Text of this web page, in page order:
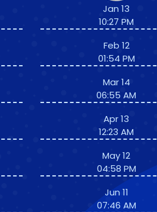
Jan 13
10:27 PM
Feb 12
01:54 PM
Mar 14
06:55 AM
Apr 13
12:23 AM
May 12
04:58 PM
Jun 11
07:46 AM